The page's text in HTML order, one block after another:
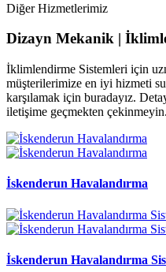
Diğer Hizmetlerimiz
Dizayn Mekanik |
İklimlendirme Sistemleri için
müşterilerimize en iyi hizmeti
karşılamak için buradayız.
iletişime geçmekten çekinmeyin.
İskenderun Havalandırma
İskenderun Havalandırma